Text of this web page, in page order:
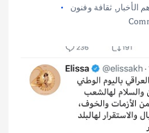
الأخبار, ثقافة وفنون